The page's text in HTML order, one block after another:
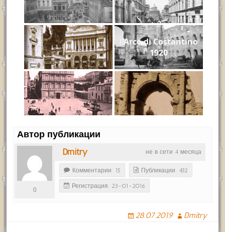
l'Arco di Costantino
1920
Автор публикации
не в сети 4 месяца
Dmitry
0
Комментарии: 15 Публикации: 432
Регистрация: 23-01-2016
28.07.2019 Dmitry